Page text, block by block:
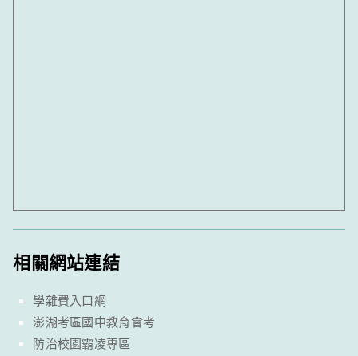
相關網站連結
學雜費入口網
澎湖考區國中教育會考
防治校園霸凌專區